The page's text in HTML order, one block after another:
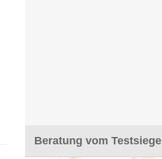
Beratung vom